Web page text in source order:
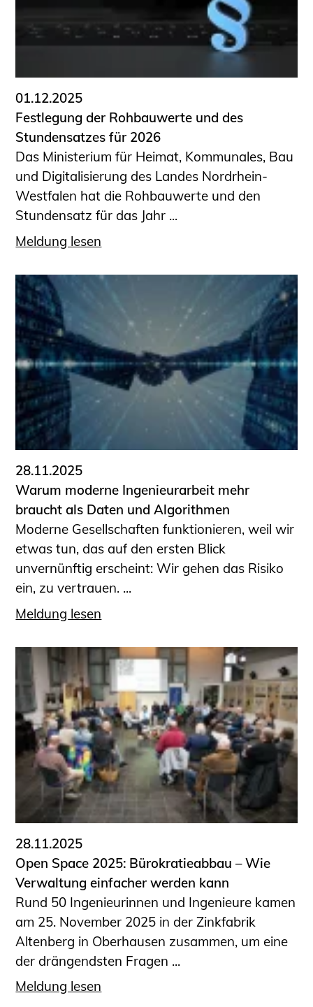
01.12.2025
Festlegung der Rohbauwerte und des
Stundensatzes für 2026
Das Ministerium für Heimat, Kommunales, Bau
und Digitalisierung des Landes Nordrhein-
Westfalen hat die Rohbauwerte und den
Stundensatz für das Jahr ...
Meldung lesen
28.11.2025
Warum moderne Ingenieurarbeit mehr
braucht als Daten und Algorithmen
Moderne Gesellschaften funktionieren, weil wir
etwas tun, das auf den ersten Blick
unvernünftig erscheint: Wir gehen das Risiko
ein, zu vertrauen. ...
Meldung lesen
28.11.2025
Open Space 2025: Bürokratieabbau – Wie
Verwaltung einfacher werden kann
Rund 50 Ingenieurinnen und Ingenieure kamen
am 25. November 2025 in der Zinkfabrik
Altenberg in Oberhausen zusammen, um eine
der drängendsten Fragen ...
Meldung lesen